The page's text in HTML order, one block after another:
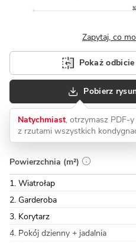
Zapytaj, co
Pokaż
Pobierz
Natychmiast, otrzymasz PDF-y
z rzutami wszystkich
Powierzchnia (m²)
1. Wiatrołap
2. Garderoba
3. Korytarz
4. Pokój dzienny + jadalnia